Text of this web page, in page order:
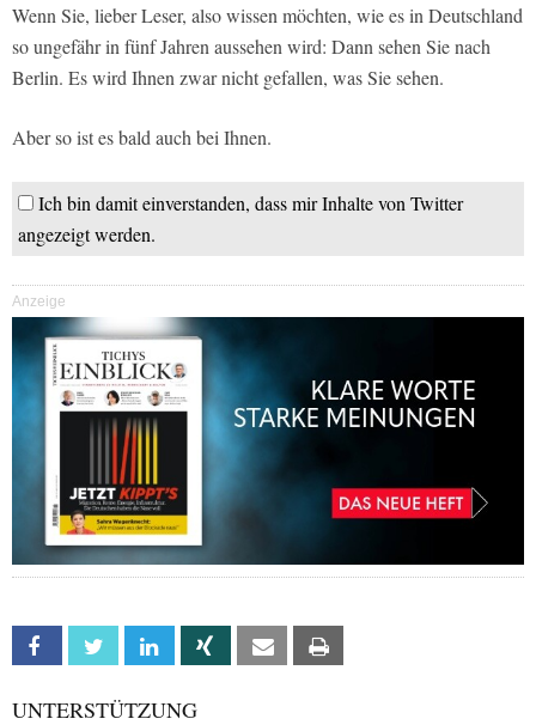
Wenn Sie, lieber Leser, also wissen möchten, wie es in Deutschland
so ungefähr in fünf Jahren aussehen wird: Dann sehen Sie nach
Berlin. Es wird Ihnen zwar nicht gefallen, was Sie sehen.
Aber so ist es bald auch bei Ihnen.
Ich bin damit einverstanden, dass mir Inhalte von Twitter
angezeigt werden.
Anzeige
Facebook Twitter Linkedin Xing Email
UNTERSTÜTZUNG